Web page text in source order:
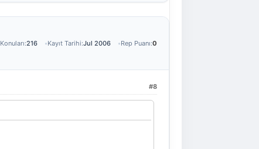
Konuları:216 Kayıt Tarihi:Jul 2006 Rep Puanı:0
#8